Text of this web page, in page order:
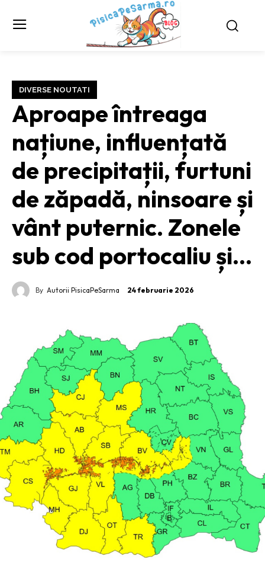
DIVERSE NOUTATI
Aproape întreaga
națiune, influențată
de precipitații, furtuni
de zăpadă, ninsoare și
vânt puternic. Zonele
sub cod portocaliu și…
By Autorii PisicaPeSarma 24 februarie 2026